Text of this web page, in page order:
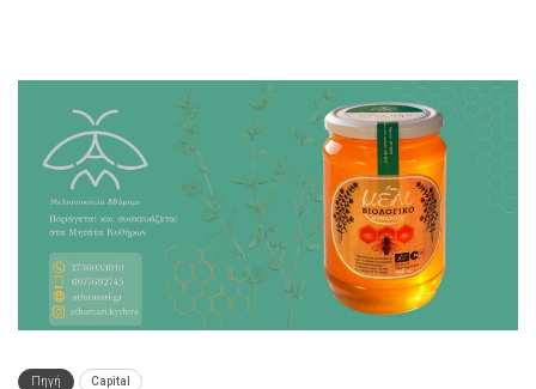
Πηγή Capital